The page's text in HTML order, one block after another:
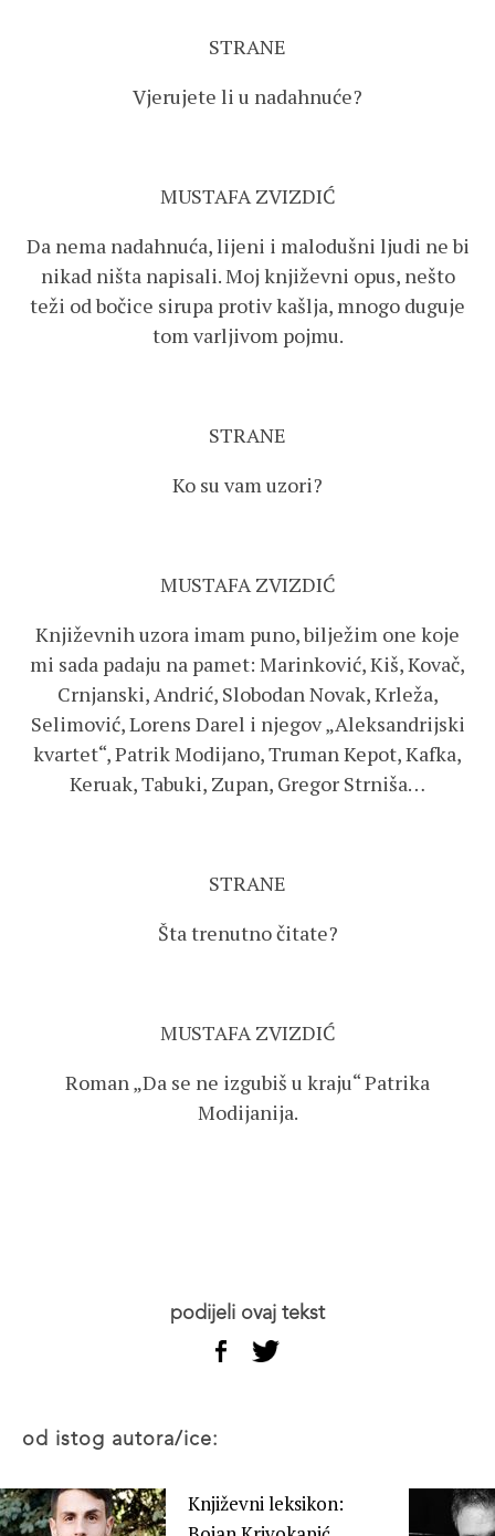
STRANE
Vjerujete li u nadahnuće?
MUSTAFA ZVIZDIĆ
Da nema nadahnuća, lijeni i malodušni ljudi ne bi
nikad ništa napisali. Moj književni opus, nešto
teži od bočice sirupa protiv kašlja, mnogo duguje
tom varljivom pojmu.
STRANE
Ko su vam uzori?
MUSTAFA ZVIZDIĆ
Književnih uzora imam puno, bilježim one koje
mi sada padaju na pamet: Marinković, Kiš, Kovač,
Crnjanski, Andrić, Slobodan Novak, Krleža,
Selimović, Lorens Darel i njegov „Aleksandrijski
kvartet“, Patrik Modijano, Truman Kepot, Kafka,
Keruak, Tabuki, Zupan, Gregor Strniša…
STRANE
Šta trenutno čitate?
MUSTAFA ZVIZDIĆ
Roman „Da se ne izgubiš u kraju“ Patrika
Modijanija.
podijeli ovaj tekst
od istog autora/ice:
Književni leksikon: